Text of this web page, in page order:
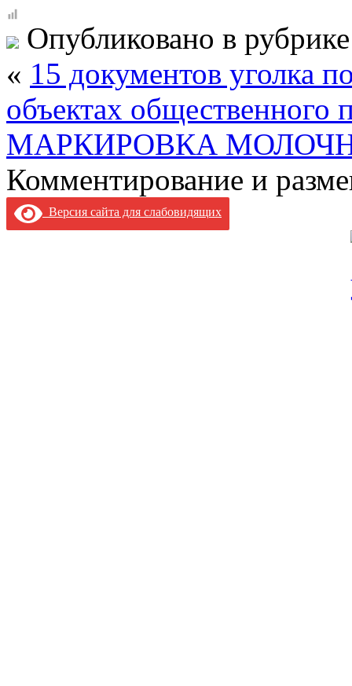
Опубликовано в
« 15 документов уголка
объектах общественного
МАРКИРОВКА
Комментирование и
Версия сайта для слабовидящих